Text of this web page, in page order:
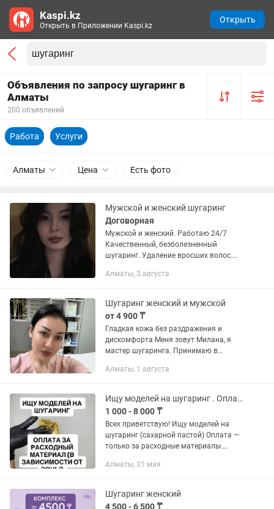
Объявления по запросу шугаринг в
Алматы
200 объявлений
Работа Услуги
Алматы Цена Есть фото
Мужской и женский шугаринг
Договорная
Мужской и женский. Работаю 24/7
Качественный, безболезненный
шугаринг. Удаление вросших волос.
или у себя. Пишите на . Здесь не читаю
Алматы, 3 августа
Шугаринг женский и мужской
от 4 900 ₸
Гладкая кожа без раздражения и
дискомфорта Меня зовут Милана, я
мастер шугаринга. Принимаю в
аккуратный и бережный шугаринг.
—...
Алматы, 1 августа
Ищу моделей на шугаринг . Оплата за расходный материал
1 000 - 8 000 ₸
Всех приветствую! Ищу моделей на
шугаринг (сахарной пастой) Оплата —
только за расходные материалы.
сертифицированный мастер Адрес :
Алматы, 31 мая
Шугаринг женский
4 500 - 6 500 ₸
Kaspi.kz
Открыть в Приложении Kaspi.kz
Открыть